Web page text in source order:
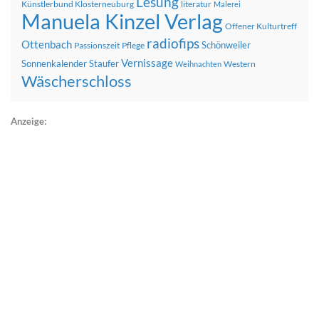
Künstlerbund Klosterneuburg literatur Malerei
Manuela Kinzel Verlag Offener Kulturtreff
Ottenbach Passionszeit Pflege radiofipsSchönweiler
SonnenkalenderStauferVernissage Weihnachten Western
Wäscherschloss
Anzeige: